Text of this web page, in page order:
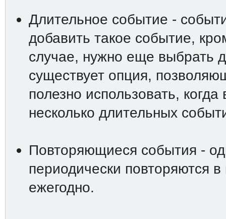
Длительное событие -
добавить такое событие,
случае, нужно еще выбрать
существует опция,
полезно использовать,
несколько длительных
Повторяющиеся события -
периодически повторяются
ежегодно.